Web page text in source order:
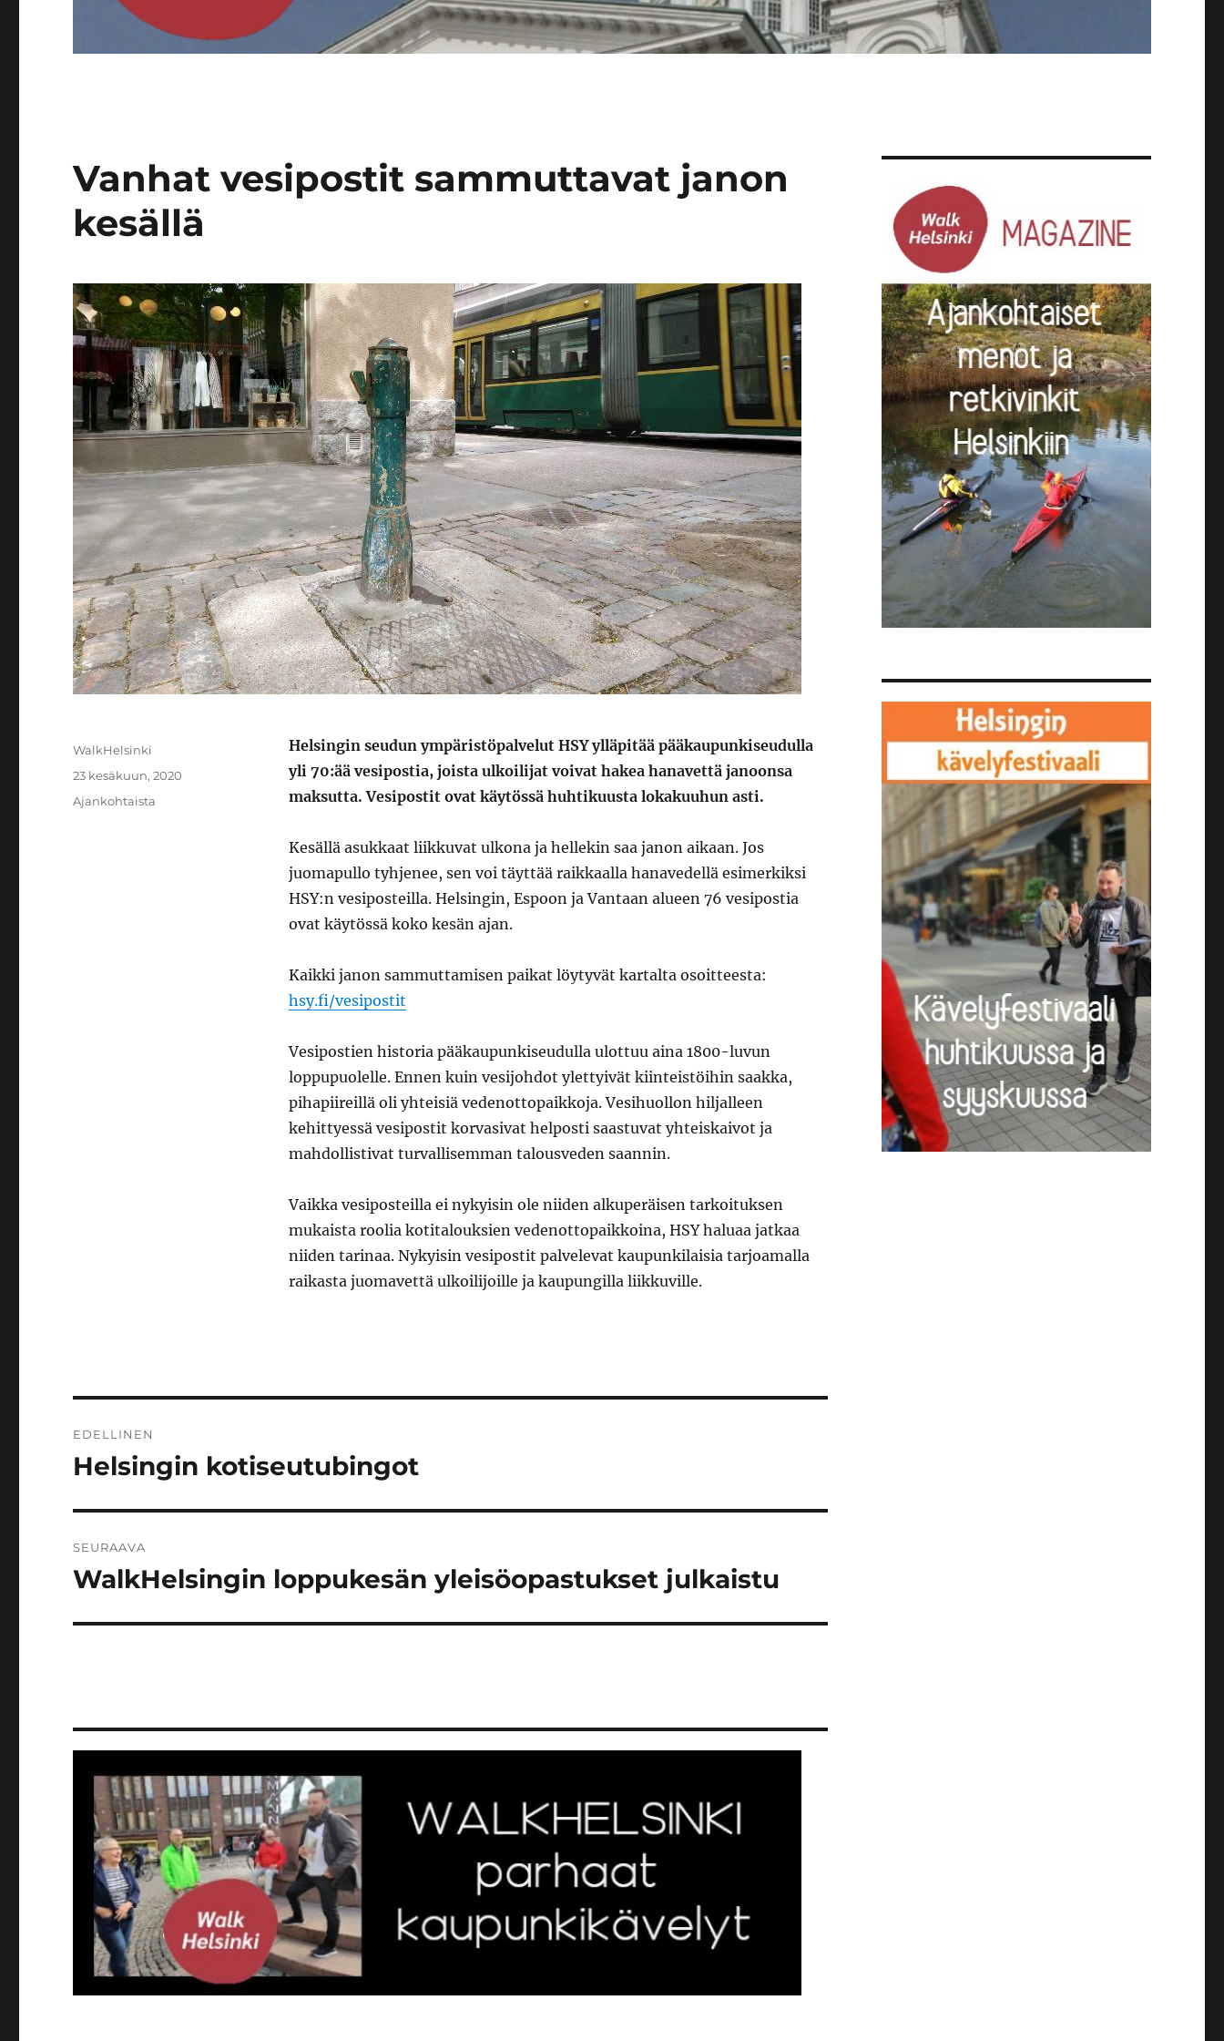
Vanhat vesipostit sammuttavat janon
kesällä
Helsingin seudun ympäristöpalvelut HSY ylläpitää pääkaupunkiseudulla
yli 70:ää vesipostia, joista ulkoilijat voivat hakea hanavettä janoonsa
maksutta. Vesipostit ovat käytössä huhtikuusta lokakuuhun asti.
Kesällä asukkaat liikkuvat ulkona ja hellekin saa janon aikaan. Jos
juomapullo tyhjenee, sen voi täyttää raikkaalla hanavedellä esimerkiksi
HSY:n vesiposteilla. Helsingin, Espoon ja Vantaan alueen 76 vesipostia
ovat käytössä koko kesän ajan.
Kaikki janon sammuttamisen paikat löytyvät kartalta osoitteesta:
hsy.fi/vesipostit
Vesipostien historia pääkaupunkiseudulla ulottuu aina 1800-luvun
loppupuolelle. Ennen kuin vesijohdot ylettyivät kiinteistöihin saakka,
pihapiireillä oli yhteisiä vedenottopaikkoja. Vesihuollon hiljalleen
kehittyessä vesipostit korvasivat helposti saastuvat yhteiskaivot ja
mahdollistivat turvallisemman talousveden saannin.
Vaikka vesiposteilla ei nykyisin ole niiden alkuperäisen tarkoituksen
mukaista roolia kotitalouksien vedenottopaikkoina, HSY haluaa jatkaa
niiden tarinaa. Nykyisin vesipostit palvelevat kaupunkilaisia tarjoamalla
raikasta juomavettä ulkoilijoille ja kaupungilla liikkuville.
Kirjoittaja
WalkHelsinki
Julkaistu
23 kesäkuun, 2020
Kategoriat
Ajankohtaista
selaus
EDELLINEN
Edellinen
Helsingin kotiseutubingot
SEURAAVA
Seuraava
WalkHelsingin loppukesän yleisöopastukset julkaistu